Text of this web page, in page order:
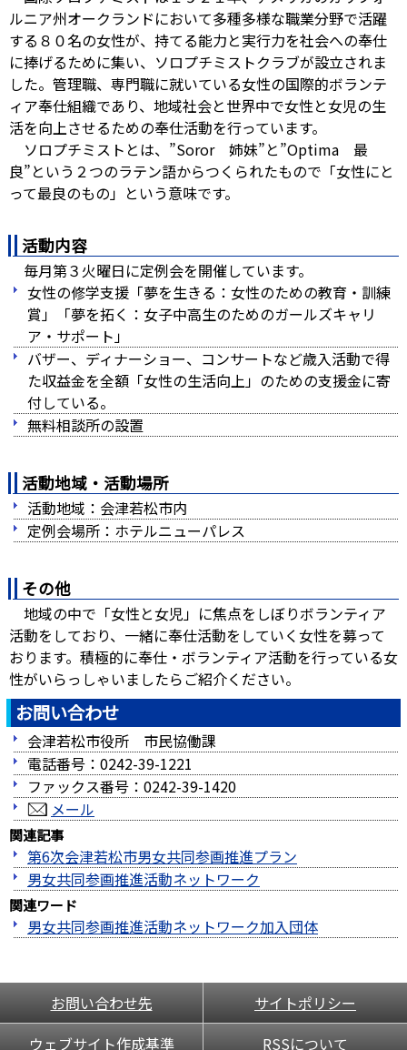
ルニア州オークランドにおいて多種多様な職業分野で活躍
する８０名の女性が、持てる能力と実行力を社会への奉仕
に捧げるために集い、ソロプチミストクラブが設立されま
した。管理職、専門職に就いている女性の国際的ボランテ
ィア奉仕組織であり、地域社会と世界中で女性と女児の生
活を向上させるための奉仕活動を行っています。
ソロプチミストとは、”Soror 姉妹”と”Optima 最
良”という２つのラテン語からつくられたもので「女性にと
って最良のもの」という意味です。
活動内容
毎月第３火曜日に定例会を開催しています。
女性の修学支援「夢を生きる：女性のための教育・訓練
賞」「夢を拓く：女子中高生のためのガールズキャリ
ア・サポート」
バザー、ディナーショー、コンサートなど歳入活動で得
た収益金を全額「女性の生活向上」のための支援金に寄
付している。
無料相談所の設置
活動地域・活動場所
活動地域：会津若松市内
定例会場所：ホテルニューパレス
その他
地域の中で「女性と女児」に焦点をしぼりボランティア
活動をしており、一緒に奉仕活動をしていく女性を募って
おります。積極的に奉仕・ボランティア活動を行っている女
性がいらっしゃいましたらご紹介ください。
お問い合わせ
会津若松市役所 市民協働課
電話番号：0242-39-1221
ファックス番号：0242-39-1420
メール
関連記事
第6次会津若松市男女共同参画推進プラン
男女共同参画推進活動ネットワーク
関連ワード
男女共同参画推進活動ネットワーク加入団体
お問い合わせ先
サイトポリシー
ウェブサイト作成基準
RSSについて